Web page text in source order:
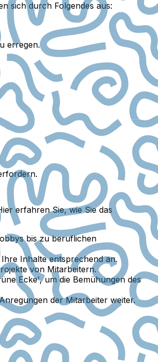
sich durch Folgendes aus:
erregen.
erfahren Sie, wie Sie das
bis zu beruflichen
Inhalte entsprechend an.
von Mitarbeitern.
Ecke', um die Bemühungen des
der Mitarbeiter weiter.